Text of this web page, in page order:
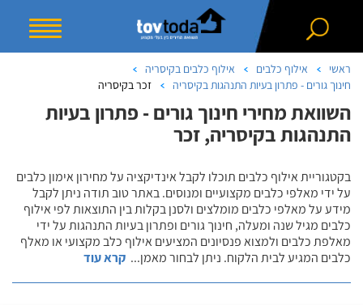
ראשי אילוף כלבים
אילוף כלבים בקיסריה
חינוך גורים - פתרון בעיות התנהגות בקיסריה
זכר בקיסריה
השוואת מחירי חינוך גורים - פתרון בעיות
התנהגות בקיסריה, זכר
בקטגוריית אילוף כלבים תוכלו לקבל אינדיקציה על מחירון אימון כלבים
על ידי מאלפי כלבים מקצועיים ומנוסים. באתר טוב תודה ניתן לקבל
מידע על מאלפי כלבים מומלצים ולסנן בקלות בין התוצאות לפי אילוף
כלבים מגיל שנה ומעלה, חינוך גורים ופתרון בעיות התנהגות על ידי
מאלפת כלבים ולמצוא פנסיונים המציעים אילוף כלב מקצועי או מאלף
כלבים המגיע לבית הלקוח. ניתן לבחור מאמן... קרא עוד